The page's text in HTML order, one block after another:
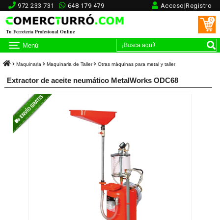
972 233 731 648 179 479 Acceso|Registro
Tu Ferretería Profesional Online
0
Menú
Maquinaria Maquinaria de Taller Otras máquinas para metal y taller
Extractor de aceite neumático MetalWorks ODC68